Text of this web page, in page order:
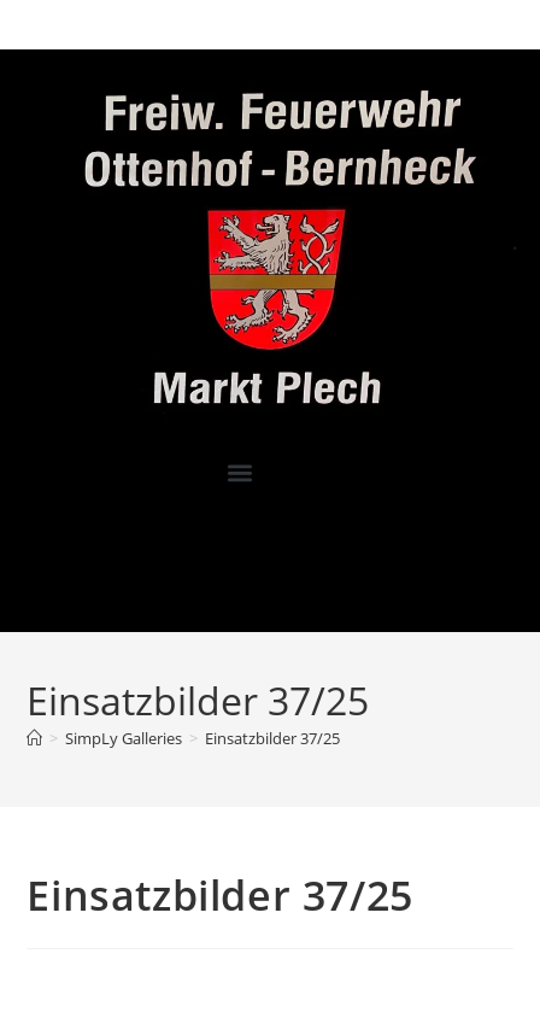
Einsatzbilder 37/25
> SimpLy Galleries > Einsatzbilder 37/25
Einsatzbilder 37/25